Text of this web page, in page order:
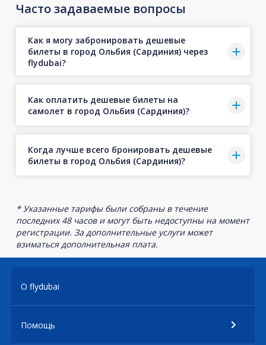
Часто задаваемые вопросы
Как я могу забронировать дешевые
билеты в город Ольбия (Сардиния) через
flydubai?
Как оплатить дешевые билеты на
самолет в город Ольбия (Сардиния)?
Когда лучше всего бронировать дешевые
билеты в город Ольбия (Сардиния)?
* Указанные тарифы были собраны в течение
последних 48 часов и могут быть недоступны на момент
регистрации. За дополнительные услуги может
взиматься дополнительная плата.
О flydubai
Помощь